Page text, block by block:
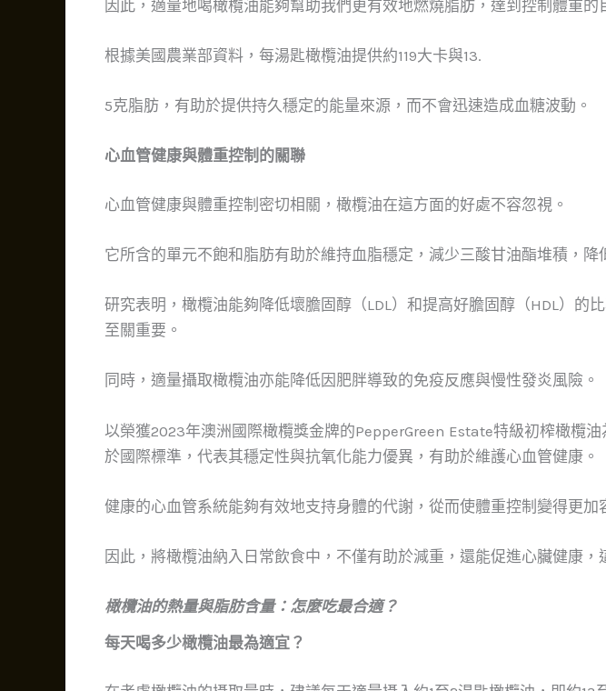
因此，適量地喝橄欖油能夠幫助我們更有效地燃燒脂肪，達到控制體重的
根據美國農業部資料，每湯匙橄欖油提供約119大卡與13.
5克脂肪，有助於提供持久穩定的能量來源，而不會迅速造成血糖波動。
心血管健康與體重控制的關聯
心血管健康與體重控制密切相關，橄欖油在這方面的好處不容忽視。
它所含的單元不飽和脂肪有助於維持血脂穩定，減少三酸甘油酯堆積，降
研究表明，橄欖油能夠降低壞膽固醇（LDL）和提高好膽固醇（HDL）的
至關重要。
同時，適量攝取橄欖油亦能降低因肥胖導致的免疫反應與慢性發炎風險。
以榮獲2023年澳洲國際橄欖獎金牌的PepperGreen Estate特級初榨橄欖油
於國際標準，代表其穩定性與抗氧化能力優異，有助於維護心血管健康。
健康的心血管系統能夠有效地支持身體的代謝，從而使體重控制變得更加
因此，將橄欖油納入日常飲食中，不僅有助於減重，還能促進心臟健康，
橄欖油的熱量與脂肪含量：怎麼吃最合適？
每天喝多少橄欖油最為適宜？